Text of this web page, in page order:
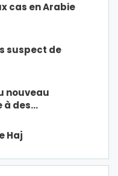
cas en Arabie
suspect de
nouveau
à des…
Haj